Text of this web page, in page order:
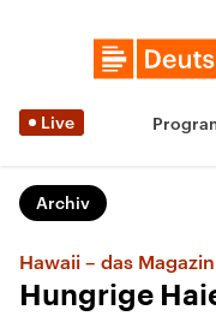
Live
Archiv
Hawaii – das Magazin
Hungrige